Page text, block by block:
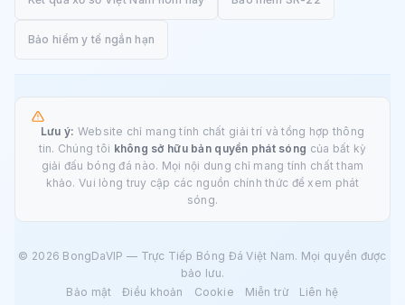
Bảo hiểm y tế ngắn hạn
Lưu ý: Website chỉ mang tính chất giải trí và tổng hợp thông
tin. Chúng tôi không sở hữu bản quyền phát sóng của bất kỳ
giải đấu bóng đá nào. Mọi nội dung chỉ mang tính chất tham
khảo. Vui lòng truy cập các nguồn chính thức để xem phát
sóng.
© 2026 BongDaVIP — Trực Tiếp Bóng Đá Việt Nam. Mọi quyền được
bảo lưu.
Bảo mật
Điều khoản Cookie Miễn trừ Liên hệ